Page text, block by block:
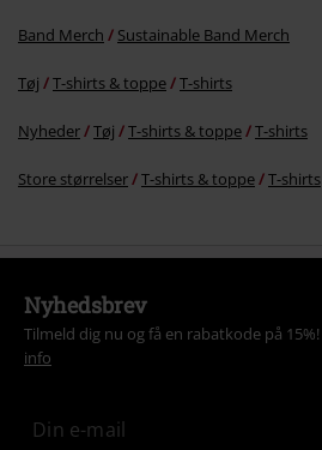
Band Merch Sustainable Band Merch
Tøj T-shirts & toppe T-shirts
Nyheder Tøj T-shirts & toppe T-shirts
Store størrelser T-shirts & toppe T-shirts
Nyhedsbrev
Tilmeld dig nu og få en rabatkode på 15%!
info